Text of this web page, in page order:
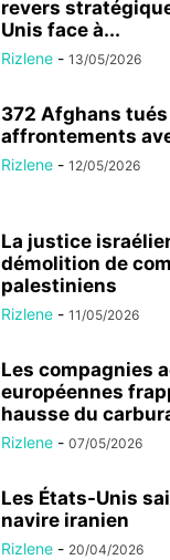
revers
Unis face à...
Rizlene - 13/05/2026
372 Afghans
affrontements
Rizlene - 12/05/2026
La justice
démolition de
palestiniens
Rizlene - 11/05/2026
Les compagnies
européennes
hausse du
Rizlene - 07/05/2026
Les États-Unis
navire iranien
Rizlene - 20/04/2026